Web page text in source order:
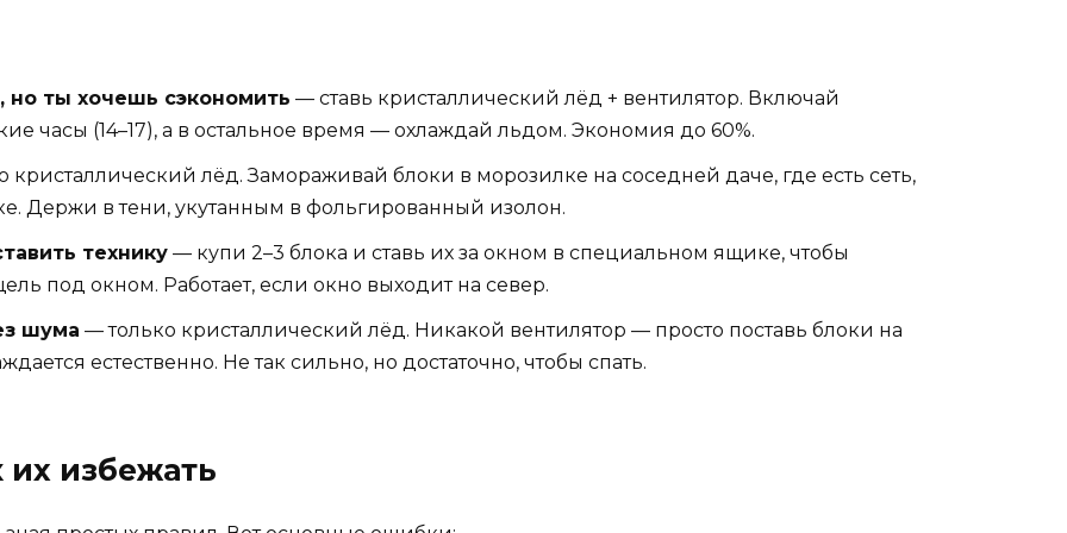
но ты хочешь сэкономить — ставь кристаллический лёд + вентилятор. Включай
часы (14–17), а в остальное время — охлаждай льдом. Экономия до 60%.
кристаллический лёд. Замораживай блоки в морозилке на соседней даче, где есть сеть,
Держи в тени, укутанным в фольгированный изолон.
технику — купи 2–3 блока и ставь их за окном в специальном ящике, чтобы
под окном. Работает, если окно выходит на север.
шума — только кристаллический лёд. Никакой вентилятор — просто поставь блоки на
естественно. Не так сильно, но достаточно, чтобы спать.
избежать